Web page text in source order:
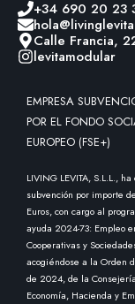
+34 690 20 23
Calle Francia,
levitamodular
EMPRESA
POR EL FONDO
EUROPEO (FSE+)
LIVING LEVITA, S.L.L.,
subvención por importe
Euros, con cargo al
ayuda 2024-73: Empleo
Cooperativas y
acogiéndose a la Orden
de 2024, de la
Economía, Hacienda y